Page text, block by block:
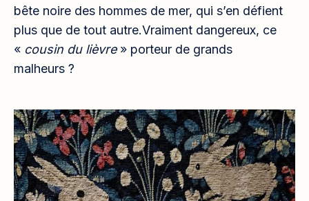
bête noire des hommes de mer, qui s’en défient
plus que de tout autre.Vraiment dangereux, ce
« cousin du lièvre» porteur de grands
malheurs ?